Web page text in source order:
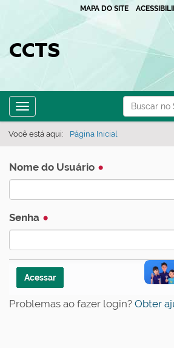
CCTS
Busca
Busca
MAPA DO SITE
Toggle navigation
Você está aqui: Página Inicial
Nome do Usuário
Senha
Problemas ao fazer login? Obter